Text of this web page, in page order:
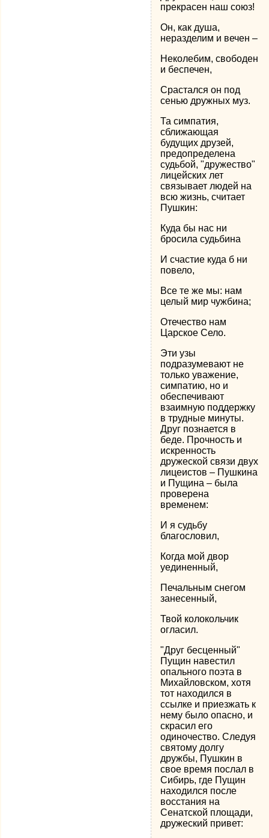
прекрасен наш союз!
Он, как душа,
неразделим и вечен –
Неколебим, свободен
и беспечен,
Срастался он под
сенью дружных муз.
Та симпатия,
сближающая
будущих друзей,
предопределена
судьбой, "дружество"
лицейских лет
связывает людей на
всю жизнь, считает
Пушкин:
Куда бы нас ни
бросила судьбина
И счастие куда б ни
повело,
Все те же мы: нам
целый мир чужбина;
Отечество нам
Царское Село.
Эти узы
подразумевают не
только уважение,
симпатию, но и
обеспечивают
взаимную поддержку
в трудные минуты.
Друг познается в
беде. Прочность и
искренность
дружеской связи двух
лицеистов – Пушкина
и Пущина – была
проверена
временем:
И я судьбу
благословил,
Когда мой двор
уединенный,
Печальным снегом
занесенный,
Твой колокольчик
огласил.
"Друг бесценный"
Пущин навестил
опального поэта в
Михайловском, хотя
тот находился в
ссылке и приезжать к
нему было опасно, и
скрасил его
одиночество. Следуя
святому долгу
дружбы, Пушкин в
свое время послал в
Сибирь, где Пущин
находился после
восстания на
Сенатской площади,
дружеский привет: